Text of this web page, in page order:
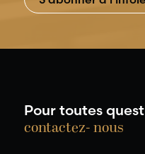
Pour toutes
contactez- nous